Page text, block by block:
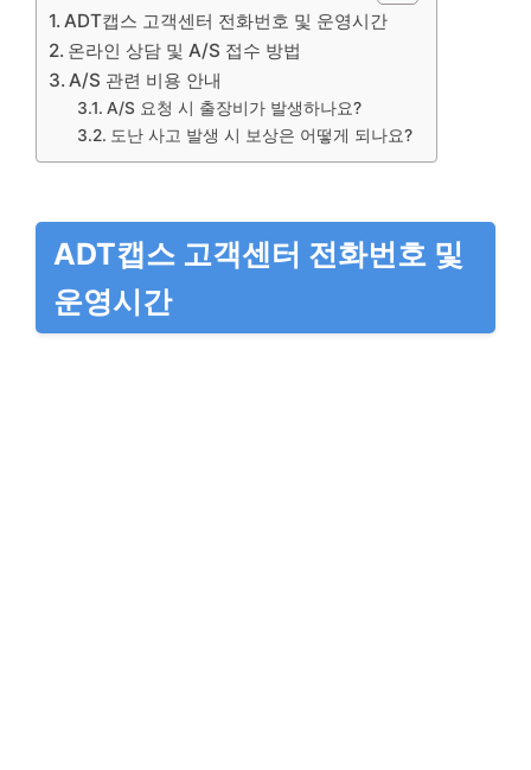
ADT캡스 고객센터 전화번호 및 운영시간
온라인 상담 및 A/S 접수 방법
A/S 관련 비용 안내
A/S 요청 시 출장비가 발생하나요?
도난 사고 발생 시 보상은 어떻게 되나요?
ADT캡스 고객센터 전화번호 및
운영시간